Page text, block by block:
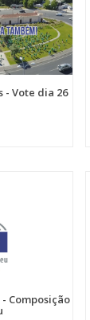
- Vote dia 26
Composição